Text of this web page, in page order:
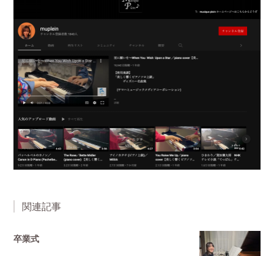
関連記事
卒業式